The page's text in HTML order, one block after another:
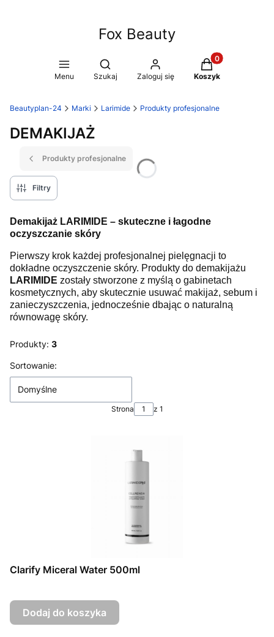
Fox Beauty
Menu
Otwórz wyszukiwarkę
Szukaj Zaloguj się
Produkty w
Koszyk
Beautyplan-24 Marki Larimide Produkty profesjonalne
DEMAKIJAŻ
Produkty profesjonalne
Filtry
Demakijaż LARIMIDE – skuteczne i łagodne
oczyszczanie skóry
Pierwszy krok każdej profesjonalnej pielęgnacji to
dokładne oczyszczenie skóry. Produkty do demakijażu
LARIMIDE zostały stworzone z myślą o gabinetach
kosmetycznych, aby skutecznie usuwać makijaż, sebum i
zanieczyszczenia, jednocześnie dbając o naturalną
równowagę skóry.
Produkty: 3
Lista produktów
Sortowanie:
Domyślne
Strona z 1
Clarify Miceral Water 500ml
Dodaj do koszyka